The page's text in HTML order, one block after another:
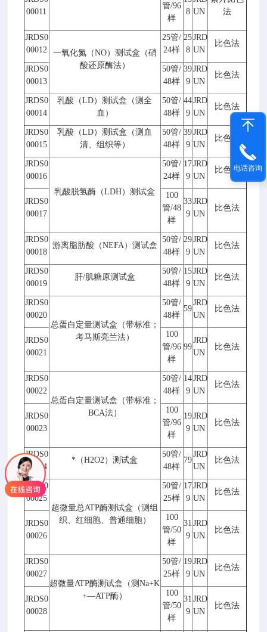
00011
管/96
样
8 UN
法
JRDS0
00012
一氧化氮（NO）测试盒（硝
酸还原酶法）
25管/
24样
25
8
JRD
UN
比色法
JRDS0
00013
50管/
48样
39
9
JRD
UN
比色法
JRDS0
00014
乳酸（LD）测试盒（测全
血）
50管/
48样
44
9
JRD
UN
比色法
JRDS0
00015
乳酸（LD）测试盒（测血
清、组织等）
50管/
48样
39
9
JRD
UN
比色法
JRDS0
00016
乳酸脱氢酶（LDH）测试盒
50管/
24样
17
9
JRD
UN
比色法
JRDS0
00017
100
管/48
样
33
9
JRD
UN
比色法
JRDS0
00018
游离脂肪酸（NEFA）测试盒
50管/
48样
29
9
JRD
UN
比色法
JRDS0
00019
肝/肌糖原测试盒
50管/
48样
15
9
JRD
UN
比色法
JRDS0
00020
总蛋白定量测试盒（带标准；
考马斯亮兰法）
50管/
48样
59
JRD
UN
比色法
JRDS0
00021
100
管/96
样
99
JRD
UN
比色法
JRDS0
00022
总蛋白定量测试盒（带标准；
BCA法）
50管/
48样
14
9
JRD
UN
比色法
JRDS0
00023
100
管/96
样
19
9
JRD
UN
比色法
JRDS0
00024
*（H2O2）测试盒
50管/
48样
79
JRD
UN
比色法
JRDS0
00025
超微量总ATP酶测试盒（测组
织、红细胞、普通细胞）
50管/
25样
17
9
JRD
UN
比色法
JRDS0
00026
100
管/50
样
31
9
JRD
UN
比色法
JRDS0
00027
超微量ATP酶测试盒（测Na+K
+—ATP酶）
50管/
25样
19
9
JRD
UN
比色法
JRDS0
00028
100
管/50
样
31
9
JRD
UN
比色法
电话咨询